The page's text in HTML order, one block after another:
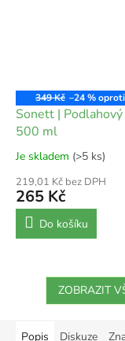
349 Kč –24 %
Sonett |
500 ml
Je skladem (>5 ks)
219,01 Kč bez DPH
265 Kč
Do košíku
ZOBRAZIT
Popis Diskuze